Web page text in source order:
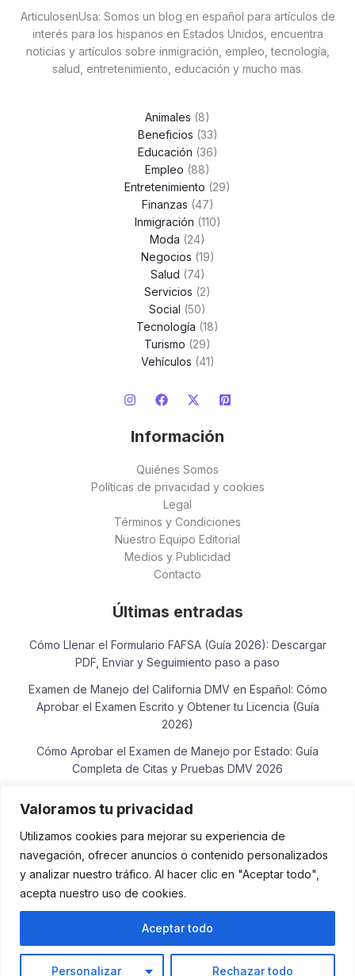
Valoramos tu privacidad
Utilizamos cookies para mejorar su experiencia de
navegación, ofrecer anuncios o contenido personalizados
y analizar nuestro tráfico. Al hacer clic en "Aceptar todo",
acepta nuestro uso de cookies.
Personalizar Rechazar todo
Aceptar todo
ArticulosenUsa: Somos un blog en español para artículos de
interés para los hispanos en Estados Unidos, encuentra
noticias y artículos sobre inmigración, empleo, tecnología,
salud, entretenimiento, educación y mucho mas.
Animales (8)
Beneficios (33)
Educación (36)
Empleo (88)
Entretenimiento (29)
Finanzas (47)
Inmigración (110)
Moda (24)
Negocios (19)
Salud (74)
Servicios (2)
Social (50)
Tecnología (18)
Turismo (29)
Vehículos (41)
Información
Quiénes Somos
Políticas de privacidad y cookies
Legal
Términos y Condiciones
Nuestro Equipo Editorial
Medios y Publicidad
Contacto
Últimas entradas
Cómo Llenar el Formulario FAFSA (Guía 2026): Descargar
PDF, Enviar y Seguimiento paso a paso
Examen de Manejo del California DMV en Español: Cómo
Aprobar el Examen Escrito y Obtener tu Licencia (Guía
2026)
Cómo Aprobar el Examen de Manejo por Estado: Guía
Completa de Citas y Pruebas DMV 2026
Español: Guía Completa 2026
Examen de Lectura y Escritura para la Ciudadanía
Americana: Guía de Práctica, Frases Oficiales y Vocabulario
USCIS
Todos los derechos reservados © Agencia Seo
Colombia - 2026 - Articulos en USA.